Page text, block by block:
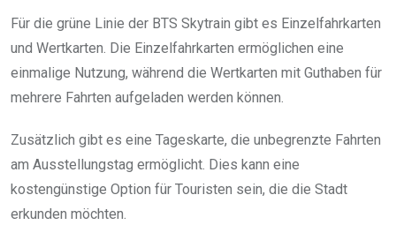
Für die grüne Linie der BTS Skytrain gibt es Einzelfahrkarten
und Wertkarten. Die Einzelfahrkarten ermöglichen eine
einmalige Nutzung, während die Wertkarten mit Guthaben für
mehrere Fahrten aufgeladen werden können.
Zusätzlich gibt es eine Tageskarte, die unbegrenzte Fahrten
am Ausstellungstag ermöglicht. Dies kann eine
kostengünstige Option für Touristen sein, die die Stadt
erkunden möchten.